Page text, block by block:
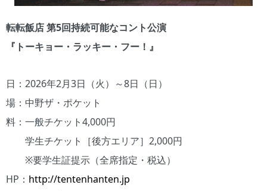
転転飯店 第5回持続可能なコント公演
『トーキョー・ラッキー・フー！』
日：2026年2月3日（火）～8日（日）
場：中野ザ・ポケット
料：一般チケット4,000円
学生チケット［後方エリア］2,000円
※要学生証提示（全席指定・税込）
HP： http://tentenhanten.jp